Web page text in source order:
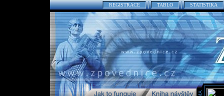
REGISTRACE TABLO STATISTIKA